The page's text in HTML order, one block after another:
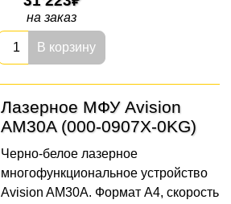
на заказ
В корзину
Лазерное МФУ Avision
AM30A (000-0907X-0KG)
Черно-белое лазерное
многофункциональное устройство
Avision AM30A. Формат A4, скорость